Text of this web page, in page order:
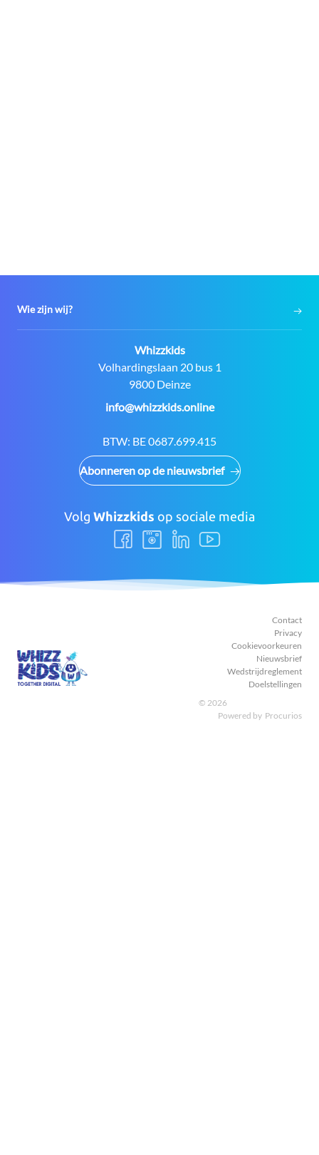
Wie zijn wij?
Contact:
Whizzkids
Adres:
Volhardingslaan 20 bus 1
9800 Deinze
E-
info@whizzkids.online
BTW: BE 0687.699.415
Abonneren op de nieuwsbrief
Volg Whizzkids op sociale media
Volg
ons
Volg
ons
Volg
ons
Volg
ons
Contact
Privacy
Cookievoorkeuren
Nieuwsbrief
Wedstrijdreglement
Doelstellingen
© 2026
Powered by Procurios